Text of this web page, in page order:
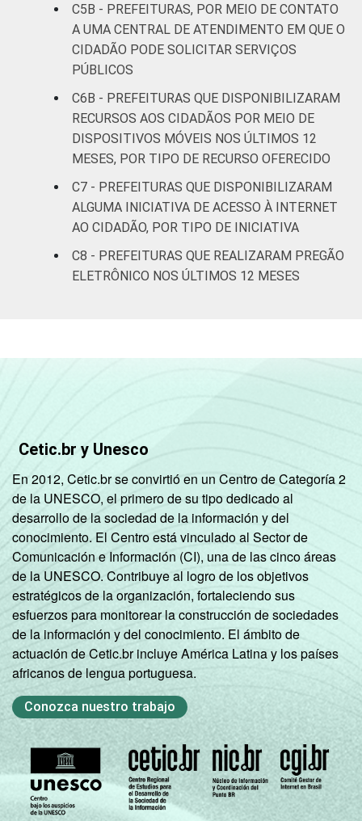
Mais de
100 mil
até 500
mil
habitantes
500 mil
habitantes
56 44 0
REGIÃO
Norte -
Até 5 mil
habitantes
18 78 4
Mais de 10
mil até 20
mil
habitantes
Norte -
Mais de 20
mil até 50
mil
habitantes
13 83 4
Norte -
Mais de 50
mil até
100 mil
habitantes
Norte -
Mais de
100 mil
29 71
C5B - PREFEITURAS, POR MEIO DE CONTATO
A UMA CENTRAL DE ATENDIMENTO EM QUE O
CIDADÃO PODE SOLICITAR SERVIÇOS
PÚBLICOS
C6B - PREFEITURAS QUE DISPONIBILIZARAM
RECURSOS AOS CIDADÃOS POR MEIO DE
DISPOSITIVOS MÓVEIS NOS ÚLTIMOS 12
MESES, POR TIPO DE RECURSO OFERECIDO
C7 - PREFEITURAS QUE DISPONIBILIZARAM
ALGUMA INICIATIVA DE ACESSO À INTERNET
AO CIDADÃO, POR TIPO DE INICIATIVA
C8 - PREFEITURAS QUE REALIZARAM PREGÃO
ELETRÔNICO NOS ÚLTIMOS 12 MESES
Cetic.br y Unesco
En 2012, Cetic.br se convirtió en un Centro de Categoría 2
de la UNESCO, el primero de su tipo dedicado al
desarrollo de la sociedad de la información y del
conocimiento. El Centro está vinculado al Sector de
Comunicación e Información (CI), una de las cinco áreas
de la UNESCO. Contribuye al logro de los objetivos
estratégicos de la organización, fortaleciendo sus
esfuerzos para monitorear la construcción de sociedades
de la información y del conocimiento. El ámbito de
actuación de Cetic.br incluye América Latina y los países
africanos de lengua portuguesa.
Conozca nuestro trabajo